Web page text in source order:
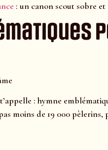
: un canon scout sobre
: hymne
moins de 19 000